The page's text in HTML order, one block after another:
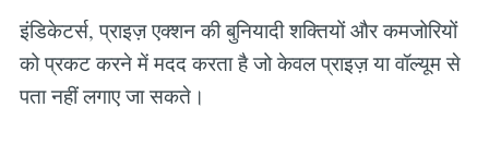
इंडिकेटर्स, प्राइज़ एक्शन की बुनियादी शक्तियों और कमजोरियों
को प्रकट करने में मदद करता है जो केवल प्राइज़ या वॉल्यूम से
पता नहीं लगाए जा सकते।